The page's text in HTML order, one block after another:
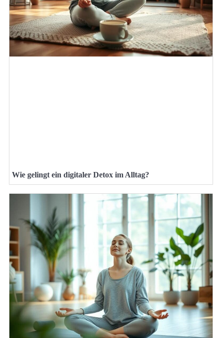
Wie gelingt ein digitaler Detox im Alltag?